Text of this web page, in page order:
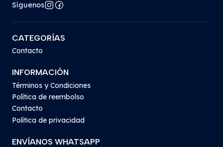
Síguenos
CATEGORÍAS
Contacto
INFORMACIÓN
Términos y Condiciones
Política de reembolso
Contacto
Política de privacidad
ENVÍANOS WHATSAPP